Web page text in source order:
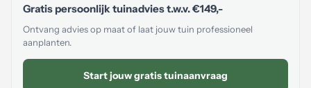
Gratis persoonlijk tuinadvies t.w.v.€149,-
Ontvang advies op maat of laat jouw tuin professioneel
aanplanten.
Start jouw gratis tuinaanvraag